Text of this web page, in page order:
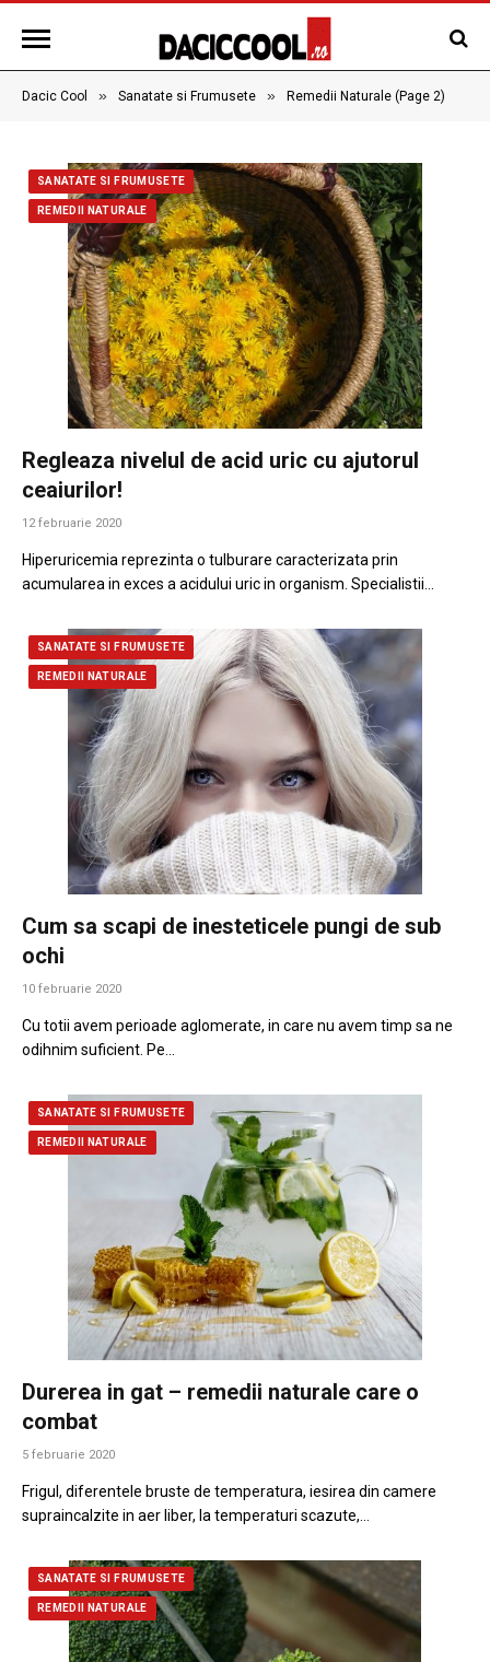
Dacic Cool » Sanatate si Frumusete » Remedii Naturale (Page 2)
SANATATE SI FRUMUSETE
REMEDII NATURALE
Regleaza nivelul de acid uric cu ajutorul
ceaiurilor!
12 februarie 2020
Hiperuricemia reprezinta o tulburare caracterizata prin
acumularea in exces a acidului uric in organism. Specialistii…
SANATATE SI FRUMUSETE
REMEDII NATURALE
Cum sa scapi de inesteticele pungi de sub
ochi
10 februarie 2020
Cu totii avem perioade aglomerate, in care nu avem timp sa ne
odihnim suficient. Pe…
SANATATE SI FRUMUSETE
REMEDII NATURALE
Durerea in gat – remedii naturale care o
combat
5 februarie 2020
Frigul, diferentele bruste de temperatura, iesirea din camere
supraincalzite in aer liber, la temperaturi scazute,…
SANATATE SI FRUMUSETE
REMEDII NATURALE